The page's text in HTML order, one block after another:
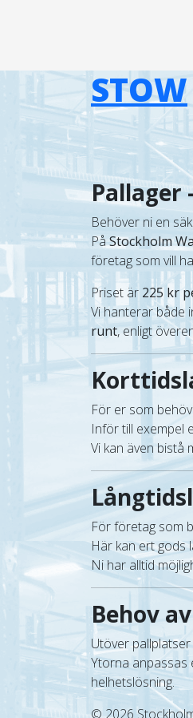
STOW
Pallager
Behöver ni en
PåStockholm
företag som vill
Priset är 225 kr
Vi hanterar både
runt, enligt
För er som
Inför till exempel
Vi kan även bistå
För företag som
Här kan ert gods
Ni har alltid
Behov
Utöver
Ytorna anpassas
helhetslösning.
© 2026